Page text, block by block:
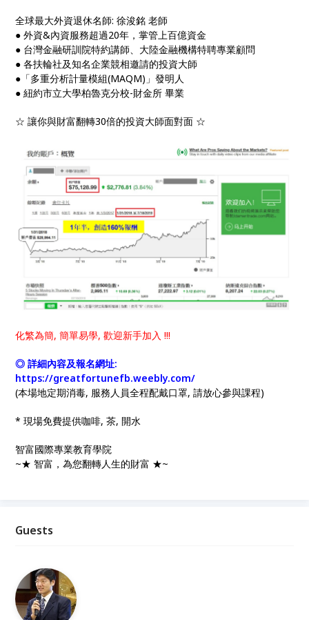
全球最大外資退休名師: 徐浚銘 老師
● 外資&內資服務超過20年，掌管上百億資金
● 台灣金融研訓院特約講師、大陸金融機構特聘專業顧問
● 各扶輪社及知名企業競相邀請的投資大師
●「多重分析計量模組(MAQM)」發明人
● 紐約市立大學柏魯克分校-財金所 畢業
☆ 讓你與財富翻轉30倍的投資大師面對面 ☆
化繁為簡, 簡單易學, 歡迎新手加入 !!!
◎ 詳細內容及報名網址:
https://greatfortunefb.weebly.com/
(本場地定期消毒, 服務人員全程配戴口罩, 請放心參與課程)
* 現場免費提供咖啡, 茶, 開水
智富國際專業教育學院
~★ 智富，為您翻轉人生的財富 ★~
Guests